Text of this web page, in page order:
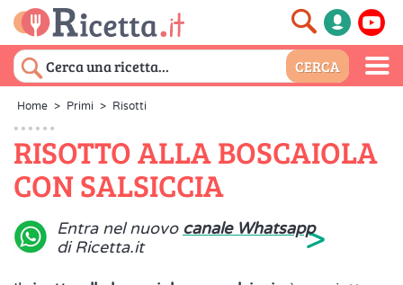
Home > Primi > Risotti
RISOTTO ALLA BOSCAIOLA
CON SALSICCIA
Entra nel nuovo canale Whatsapp
di Ricetta.it
>